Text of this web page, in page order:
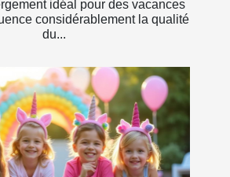
idéal pour des vacances
considérablement la qualité
du...